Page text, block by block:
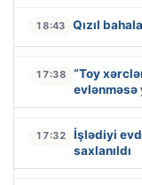
18:43 Qızıl
17:38
“Toy
evlənməsə
17:32
İşlədiyi
saxlanıldı